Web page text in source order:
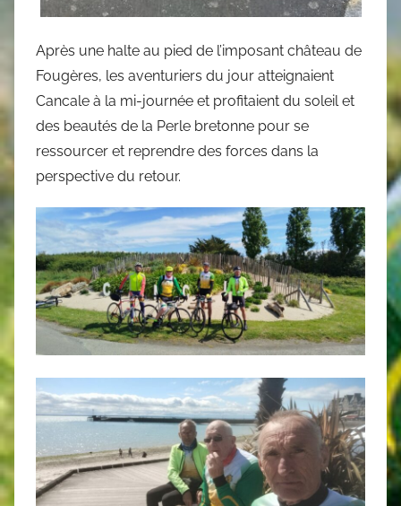
Après une halte au pied de l’imposant château de
Fougères, les aventuriers du jour atteignaient
Cancale à la mi-journée et profitaient du soleil et
des beautés de la Perle bretonne pour se
ressourcer et reprendre des forces dans la
perspective du retour.